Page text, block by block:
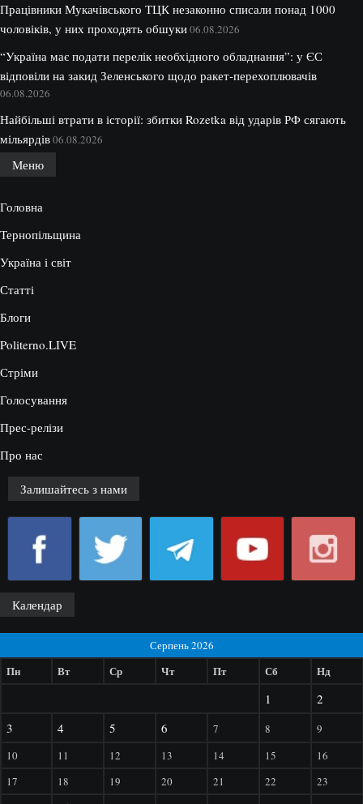
Працівники Мукачівського ТЦК незаконно списали понад 1000
чоловіків, у них проходять обшуки06.08.2026
“Україна має подати перелік необхідного обладнання”: у ЄС
відповіли на закид Зеленського щодо ракет-перехоплювачів
06.08.2026
Найбільші втрати в історії: збитки Rozetka від ударів РФ сягають
мільярдів06.08.2026
Меню
Головна
Тернопільщина
Україна і світ
Статті
Блоги
Politerno.LIVE
Стріми
Голосування
Прес-релізи
Про нас
Залишайтесь з нами
Календар
Серпень 2026
Пн Вт Ср Чт Пт Сб Нд
1
2
3
4 5 6 7 8
9
10
11 12 13 14 15
16
17
18 19 20 21 22
23